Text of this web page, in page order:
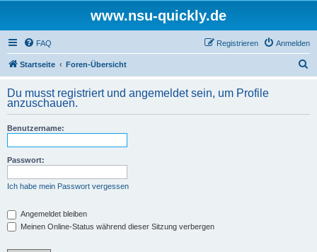
www.nsu-quickly.de
FAQ Anmelden
Registrieren
Startseite Foren-Übersicht
h
Du musst registriert und angemeldet sein, um Profile
anzuschauen.
Benutzername:
Passwort:
Ich habe mein Passwort vergessen
Angemeldet bleiben
Meinen Online-Status während dieser Sitzung verbergen